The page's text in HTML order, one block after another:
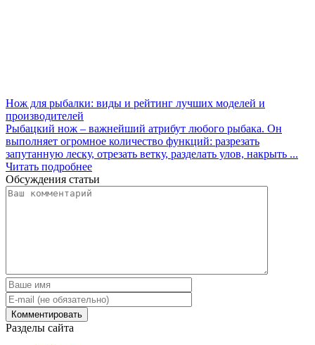
Нож для рыбалки: виды и рейтинг лучших моделей и
производителей
Рыбацкий нож – важнейший атрибут любого рыбака. Он
выполняет огромное количество функций: разрезать
запутанную леску, отрезать ветку, разделать улов, накрыть ...
Читать подробнее
Обсуждения статьи
Разделы сайта